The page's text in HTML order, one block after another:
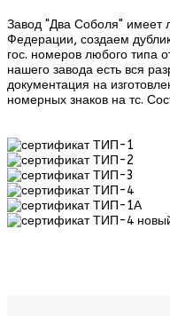
Завод "Два Соболя"
Федерации, создаем
гос. номеров любого типа
нашего завода есть вся
документация на
номерных знаков на тс.